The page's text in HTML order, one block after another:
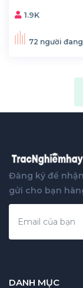
1.9K
72 người
Đăng ký để
gửi cho bạn
DANH MỤC